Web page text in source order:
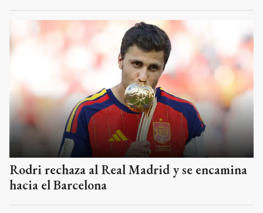
Rodri rechaza al Real Madrid y se encamina
hacia el Barcelona